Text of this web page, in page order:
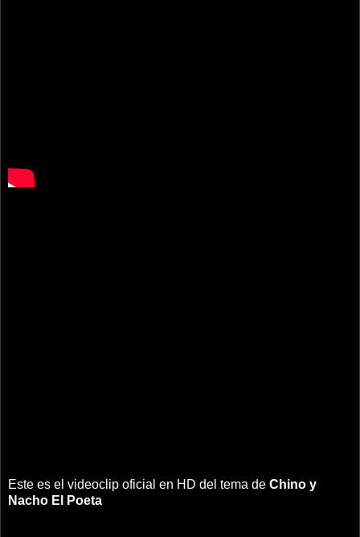
Este es el videoclip oficial en HD del tema de Chino y
Nacho El Poeta